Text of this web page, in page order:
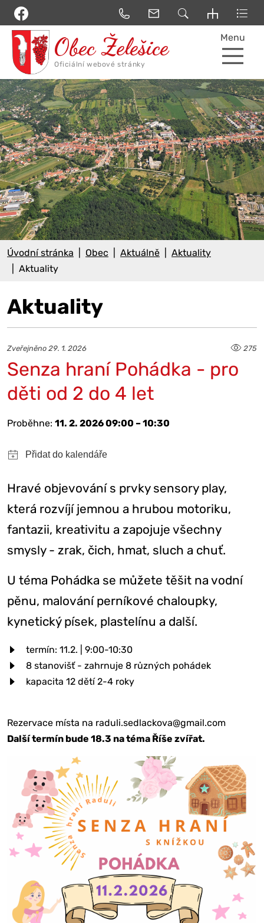
Menu
Úvodní stránka Obec Aktuálně
Aktuality
Aktuality
Aktuality
Zveřejněno 29. 1. 2026 275
Senza hraní Pohádka - pro
děti od 2 do 4 let
Proběhne: 11. 2. 2026 09:00 – 10:30
Hravé objevování s prvky sensory play,
která rozvíjí jemnou a hrubou motoriku,
fantazii, kreativitu a zapojuje všechny
smysly - zrak, čich, hmat, sluch a chuť.
U téma Pohádka se můžete těšit na vodní
pěnu, malování perníkové chaloupky,
kynetický písek, plastelínu a další.
termín: 11.2. | 9:00-10:30
8 stanovišť - zahrnuje 8 různých pohádek
kapacita 12 dětí 2-4 roky
Rezervace místa na raduli.sedlackova@gmail.com
Další termín bude 18.3 na téma Říše zvířat.